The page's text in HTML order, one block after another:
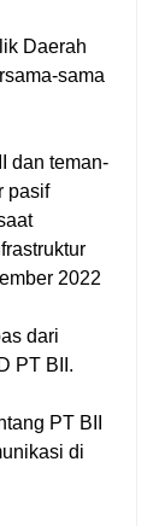
Daerah
sama
dan teman-
pasif
2022
dari
PT BII.
PT BII
di